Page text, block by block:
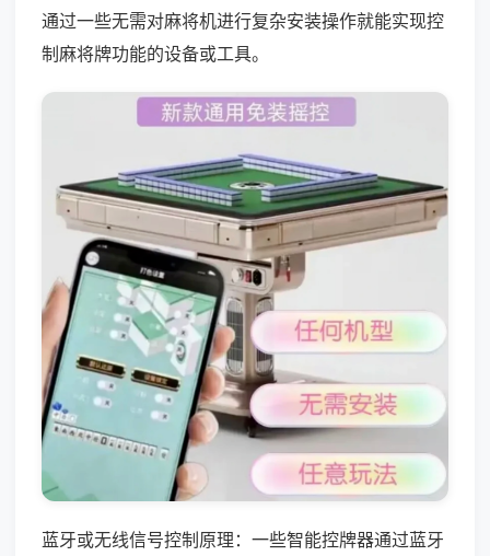
通过一些无需对麻将机进行复杂安装操作就能实现控
制麻将牌功能的设备或工具。
蓝牙或无线信号控制原理：一些智能控牌器通过蓝牙